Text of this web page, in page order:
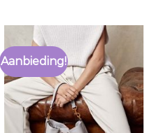
Aanbieding!